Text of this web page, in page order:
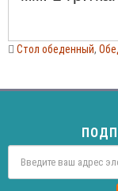
Стол обеденный,